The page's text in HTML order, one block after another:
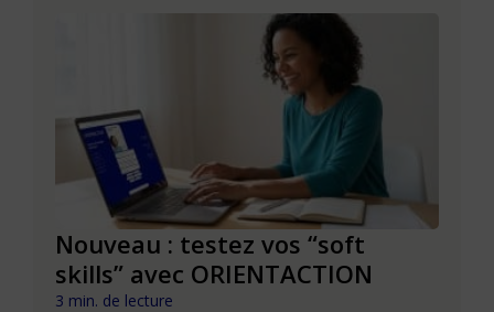
Nouveau : testez vos “soft
skills” avec ORIENTACTION
3 min. de lecture